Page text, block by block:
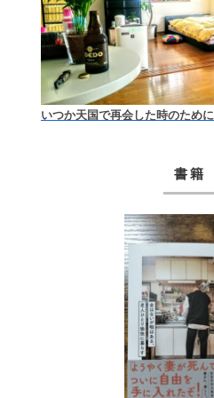
いつか天国で再会した時のために
書籍